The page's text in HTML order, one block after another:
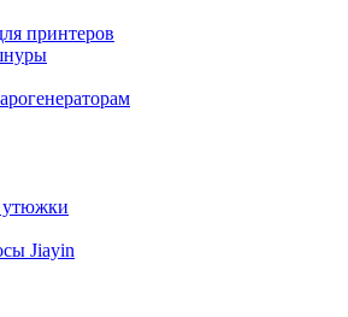
принтеров
Jiayin